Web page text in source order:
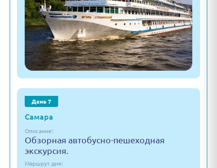
День 7
Самара
Описание:
Обзорная автобусно-пешеходная
экскурсия.
Маршрут дня: